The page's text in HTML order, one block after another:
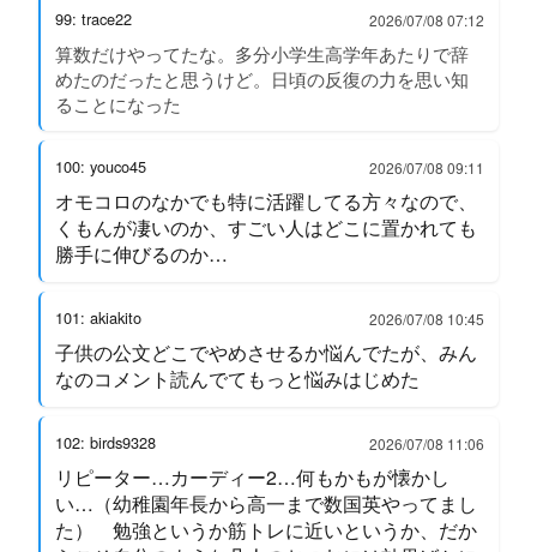
99: trace22 2026/07/08 07:12
算数だけやってたな。多分小学生高学年あたりで辞
めたのだったと思うけど。日頃の反復の力を思い知
ることになった
100: youco45 2026/07/08 09:11
オモコロのなかでも特に活躍してる方々なので、
くもんが凄いのか、すごい人はどこに置かれても
勝手に伸びるのか…
101: akiakito 2026/07/08 10:45
子供の公文どこでやめさせるか悩んでたが、みん
なのコメント読んでてもっと悩みはじめた
102: birds9328 2026/07/08 11:06
リピーター…カーディー2…何もかもが懐かし
い…（幼稚園年長から高一まで数国英やってまし
た） 勉強というか筋トレに近いというか、だか